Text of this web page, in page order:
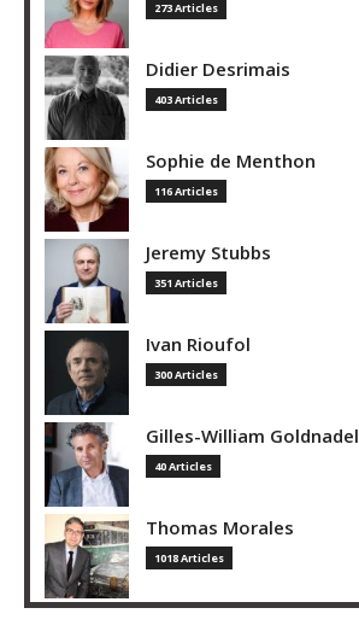
273 Articles
Didier Desrimais
403 Articles
Sophie de Menthon
116 Articles
Jeremy Stubbs
351 Articles
Ivan Rioufol
300 Articles
Gilles-William Goldnadel
40 Articles
Thomas Morales
1018 Articles